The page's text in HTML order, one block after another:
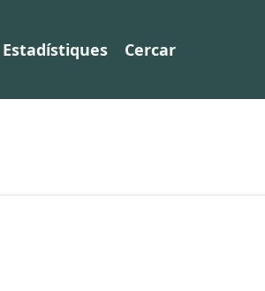
Estadístiques Cercar